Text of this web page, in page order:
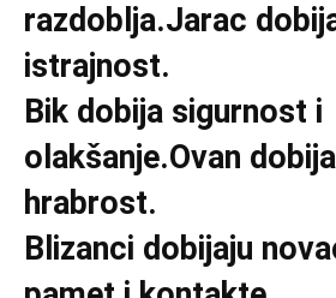
razdoblja.Jarac
istrajnost.
Bik dobija sigurnost i
olakšanje.Ovan
hrabrost.
Blizanci dobijaju